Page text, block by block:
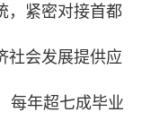
，紧密对接首都
社会发展提供应
每年超七成毕业